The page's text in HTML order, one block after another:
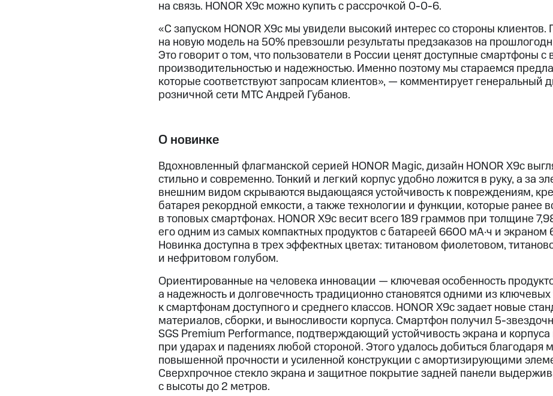
на связь. HONOR X9c можно купить с рассрочкой 0-0-6.
«С запуском HONOR X9c мы увидели высокий интерес со стороны клиентов.
на новую модель на 50% превзошли результаты предзаказов на
Это говорит о том, что пользователи в России ценят доступные смартфоны с
производительностью и надежностью. Именно поэтому мы стараемся
которые соответствуют запросам клиентов», — комментирует генеральный
розничной сети МТС Андрей Губанов.
О новинке
Вдохновленный флагманской серией HONOR Magic, дизайн HONOR X9c
стильно и современно. Тонкий и легкий корпус удобно ложится в руку, а за
внешним видом скрываются выдающаяся устойчивость к повреждениям,
батарея рекордной емкости, а также технологии и функции, которые ранее
в топовых смартфонах. HONOR X9c весит всего 189 граммов при толщине
его одним из самых компактных продуктов с батареей 6600 мА·ч и
Новинка доступна в трех эффектных цветах: титановом фиолетовом,
и нефритовом голубом.
Ориентированные на человека инновации — ключевая особенность
а надежность и долговечность традиционно становятся одними из
к смартфонам доступного и среднего классов. HONOR X9c задает новые
материалов, сборки, и выносливости корпуса. Смартфон получил 5-
SGS Premium Performance, подтверждающий устойчивость экрана и
при ударах и падениях любой стороной. Этого удалось добиться благодаря
повышенной прочности и усиленной конструкции с амортизирующими
Сверхпрочное стекло экрана и защитное покрытие задней панели
с высоты до 2 метров.